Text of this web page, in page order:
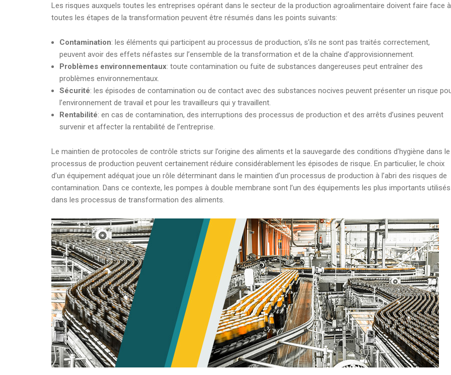
Les risques auxquels toutes les entreprises opérant dans le secteur de la production agroalimentaire doivent faire face à
toutes les étapes de la transformation peuvent être résumés dans les points suivants:
Contamination: les éléments qui participent au processus de production, s’ils ne sont pas traités correctement,
peuvent avoir des effets néfastes sur l’ensemble de la transformation et de la chaîne d’approvisionnement.
Problèmes environnementaux: toute contamination ou fuite de substances dangereuses peut entraîner des
problèmes environnementaux.
Sécurité: les épisodes de contamination ou de contact avec des substances nocives peuvent présenter un risque
l’environnement de travail et pour les travailleurs qui y travaillent.
Rentabilité: en cas de contamination, des interruptions des processus de production et des arrêts d’usines peuvent
survenir et affecter la rentabilité de l’entreprise.
Le maintien de protocoles de contrôle stricts sur l’origine des aliments et la sauvegarde des conditions d’hygiène dans le
processus de production peuvent certainement réduire considérablement les épisodes de risque. En particulier, le choix
d’un équipement adéquat joue un rôle déterminant dans le maintien d’un processus de production à l’abri des risques de
contamination. Dans ce contexte, les pompes à double membrane sont l’un des équipements les plus importants utilisés
dans les processus de transformation des aliments.